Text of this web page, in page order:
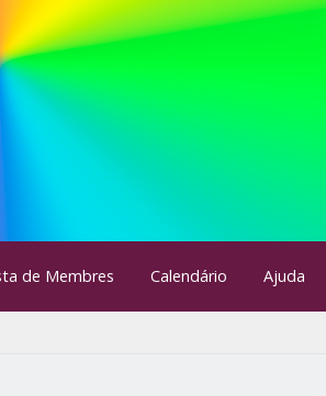
de Membres Calendário Ajuda